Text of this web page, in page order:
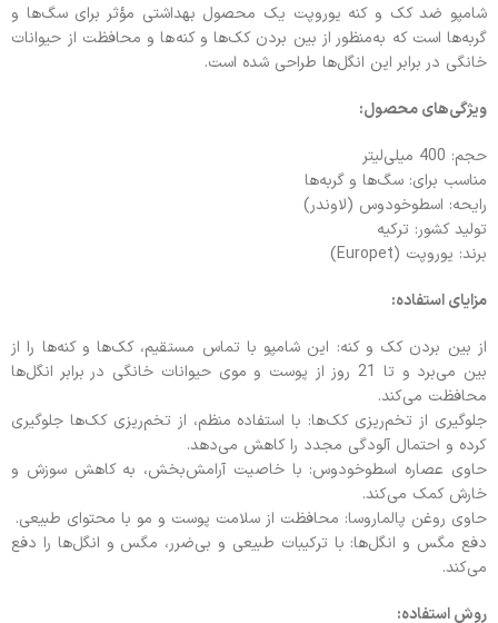
شامپو ضد کک و کنه یوروپت یک محصول بهداشتی مؤثر برای سگ‌ها و
گربه‌ها است که به‌منظور از بین بردن کک‌ها و کنه‌ها و محافظت از حیوانات
خانگی در برابر این انگل‌ها طراحی شده است.
ویژگی‌های محصول:
حجم: 400 میلی‌لیتر
مناسب برای: سگ‌ها و گربه‌ها
رایحه: اسطوخودوس (لاوندر)
تولید کشور: ترکیه
برند: یوروپت (Europet)
مزایای استفاده:
از بین بردن کک و کنه: این شامپو با تماس مستقیم، کک‌ها و کنه‌ها را از
بین می‌برد و تا 21 روز از پوست و موی حیوانات خانگی در برابر انگل‌ها
محافظت می‌کند.
جلوگیری از تخم‌ریزی کک‌ها: با استفاده منظم، از تخم‌ریزی کک‌ها جلوگیری
کرده و احتمال آلودگی مجدد را کاهش می‌دهد.
حاوی عصاره اسطوخودوس: با خاصیت آرامش‌بخش، به کاهش سوزش و
خارش کمک می‌کند.
حاوی روغن پالماروسا: محافظت از سلامت پوست و مو با محتوای طبیعی.
دفع مگس و انگل‌ها: با ترکیبات طبیعی و بی‌ضرر، مگس و انگل‌ها را دفع
می‌کند.
روش استفاده: